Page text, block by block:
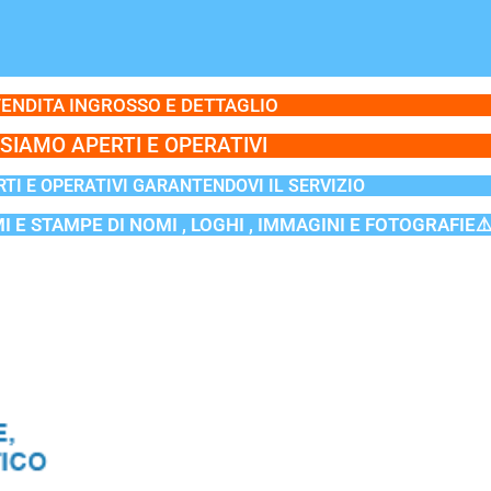
INGROSSO E DETTAGLIO
SIAMO APERTI E OPERATIVI
E OPERATIVI GARANTENDOVI IL SERVIZIO
E STAMPE DI NOMI , LOGHI , IMMAGINI E